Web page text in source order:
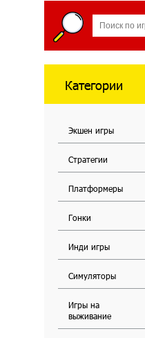
Категории
Экшен игры
Стратегии
Платформеры
Гонки
Инди игры
Симуляторы
Игры на
выживание